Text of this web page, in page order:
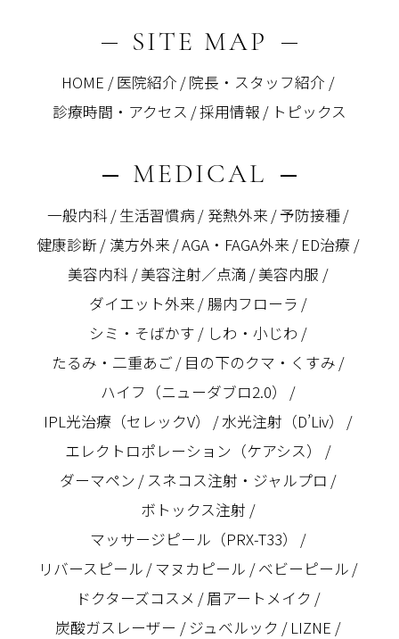
SITE MAP
HOME 医院紹介
院長・スタッフ紹介
診療時間・アクセス
採用情報 トピックス
MEDICAL
一般内科 生活習慣病 発熱外来
予防接種
健康診断
漢方外来 AGA・FAGA外来
ED治療
美容内科
美容注射／点滴
美容内服
ダイエット外来
腸内フローラ
シミ・そばかす
しわ・小じわ
たるみ・二重あご
目の下のクマ・くすみ
ハイフ（ニューダブロ2.0）
IPL光治療（セレックV）
水光注射（D’Liv）
エレクトロポレーション（ケアシス）
ダーマペン
スネコス注射・ジャルプロ
ボトックス注射
マッサージピール（PRX-T33）
リバースピール
マヌカピール
ベビーピール
ドクターズコスメ
眉アートメイク
炭酸ガスレーザー
ジュベルック
LIZNE